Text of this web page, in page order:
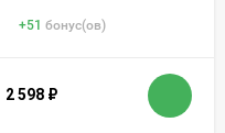
+51 бонус(ов)
2 598 ₽